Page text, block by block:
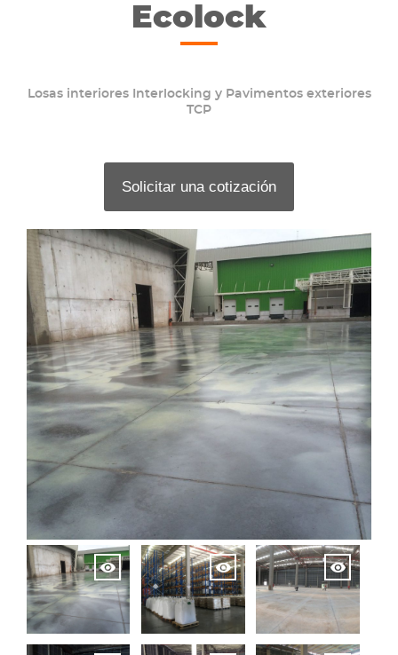
Ecolock
Losas interiores Interlocking y Pavimentos exteriores
TCP
Solicitar una cotización